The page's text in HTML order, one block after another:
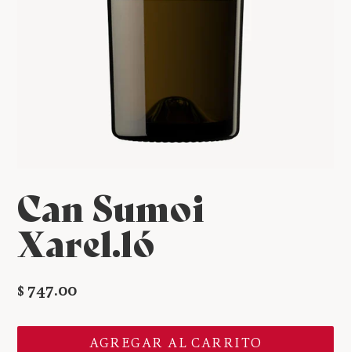
Can Sumoi
Xarel.ló
Precio
$ 747.00
AGREGAR AL CARRITO